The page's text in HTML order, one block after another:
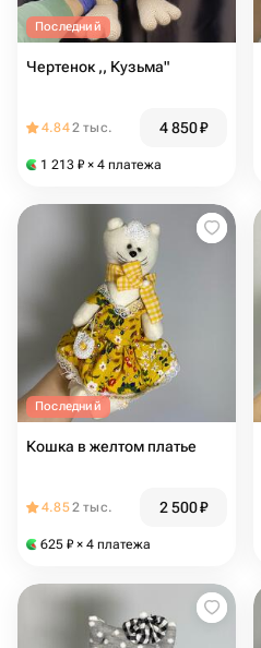
Последний
Чертенок ,, Кузьма"
4.842 тыс. 4 850₽
1 213 ₽ × 4 платежа
Последний
Кошка в желтом платье
4.852 тыс. 2 500₽
625 ₽ × 4 платежа